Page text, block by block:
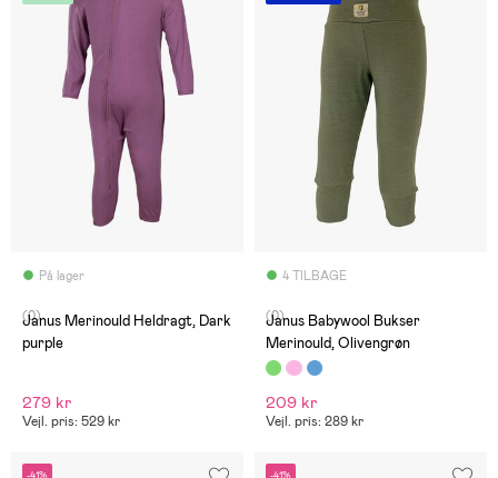
På lager
(0)
Janus Merinould Heldragt, Dark
purple
279 kr
Vejl. pris: 529 kr
4 TILBAGE
(0)
Janus Babywool Bukser
Merinould, Olivengrøn
209 kr
Vejl. pris: 289 kr